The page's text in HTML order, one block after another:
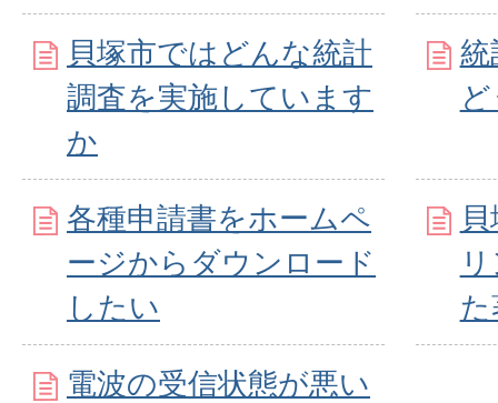
貝塚市ではどんな統計
調査を実施しています
か
統
各種申請書をホームペ
ージからダウンロード
したい
電波の受信状態が悪い